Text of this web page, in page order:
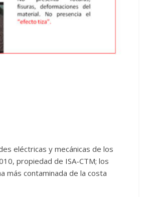
eléctricas y mecánicas de los
propiedad de ISA-CTM; los
más contaminada de la costa